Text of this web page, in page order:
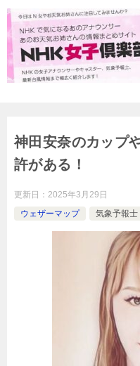
神田安奈のカップ
許がある！
更新日： 2025年3月29日
ウェザーマップ
気象予報士